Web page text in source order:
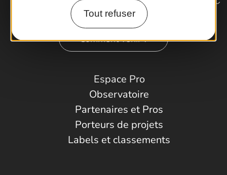
Tout refuser
Comment venir ?
Espace Pro
Observatoire
Partenaires et Pros
Porteurs de projets
Labels et classements